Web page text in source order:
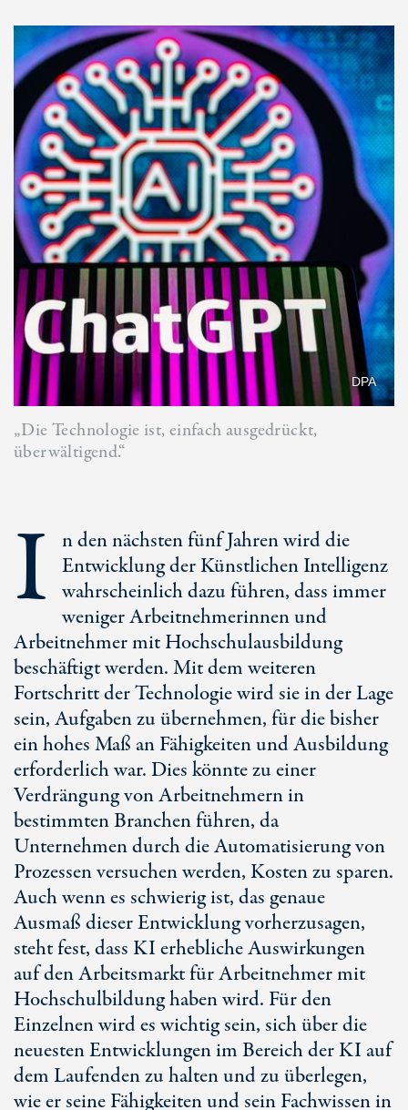
DPA
„Die Technologie ist, einfach ausgedrückt,
überwältigend.“
I n den nächsten fünf Jahren wird die
Entwicklung der Künstlichen Intelligenz
wahrscheinlich dazu führen, dass immer
weniger Arbeitnehmerinnen und
Arbeitnehmer mit Hochschulausbildung
beschäftigt werden. Mit dem weiteren
Fortschritt der Technologie wird sie in der Lage
sein, Aufgaben zu übernehmen, für die bisher
ein hohes Maß an Fähigkeiten und Ausbildung
erforderlich war. Dies könnte zu einer
Verdrängung von Arbeitnehmern in
bestimmten Branchen führen, da
Unternehmen durch die Automatisierung von
Prozessen versuchen werden, Kosten zu sparen.
Auch wenn es schwierig ist, das genaue
Ausmaß dieser Entwicklung vorherzusagen,
steht fest, dass KI erhebliche Auswirkungen
auf den Arbeitsmarkt für Arbeitnehmer mit
Hochschulbildung haben wird. Für den
Einzelnen wird es wichtig sein, sich über die
neuesten Entwicklungen im Bereich der KI auf
dem Laufenden zu halten und zu überlegen,
wie er seine Fähigkeiten und sein Fachwissen in